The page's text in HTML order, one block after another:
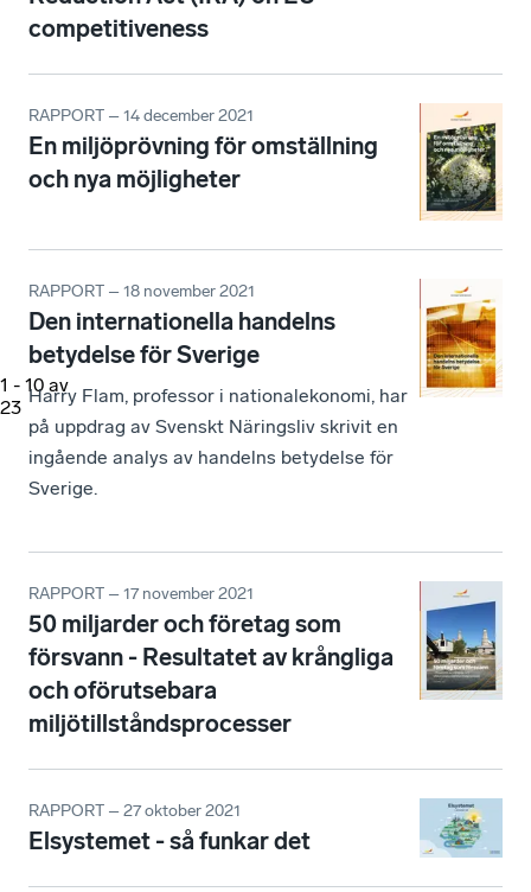
1 - 10 av
23
competitiveness
RAPPORT – 14 december 2021
En miljöprövning för omställning
och nya möjligheter
RAPPORT – 18 november 2021
Den internationella handelns
betydelse för Sverige
Harry Flam, professor i nationalekonomi, har
på uppdrag av Svenskt Näringsliv skrivit en
ingående analys av handelns betydelse för
Sverige.
RAPPORT – 17 november 2021
50 miljarder och företag som
försvann - Resultatet av krångliga
och oförutsebara
miljötillståndsprocesser
RAPPORT – 27 oktober 2021
Elsystemet - så funkar det